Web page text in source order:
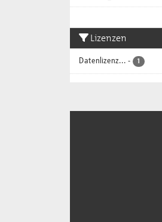
Lizenzen
Datenlizenz... - 1